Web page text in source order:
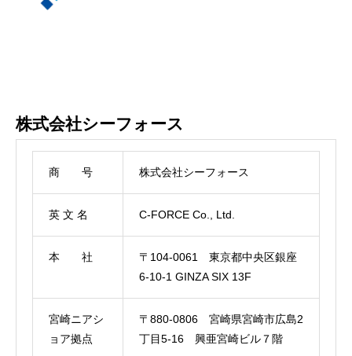
株式会社シーフォース
商 号 株式会社シーフォース
英 文 名 C-FORCE Co., Ltd.
本 社
〒104-0061 東京都中央区銀座
6-10-1 GINZA SIX 13F
宮崎ニアシ
ョア拠点
〒880-0806 宮崎県宮崎市広島2
丁目5-16 興亜宮崎ビル７階